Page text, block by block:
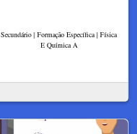
Secundário | Formação Específica | Física
E Química A